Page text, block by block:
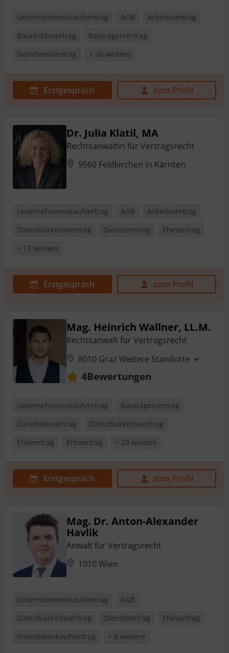
Unternehmenskaufvertrag AGB
Arbeitsvertrag
Baurechtsvertrag
Bauträgervertrag
Darlehensvertrag
+ 26 weitere
Erstgespräch zum Profil
Dr. Julia Klatil, MA
Rechtsanwältin für Vertragsrecht
9560 Feldkirchen in Kärnten
Unternehmenskaufvertrag AGB
Arbeitsvertrag
Dienstbarkeitsvertrag
Dienstvertrag
Ehevertrag
+ 13 weitere
Erstgespräch zum Profil
Mag. Heinrich Wallner, LL.M.
Rechtsanwalt für Vertragsrecht
8010 Graz Weitere Standorte
4Bewertungen
Unternehmenskaufvertrag
Bauträgervertrag
Darlehensvertrag
Dienstbarkeitsvertrag
Ehevertrag
Erbvertrag + 29 weitere
Erstgespräch zum Profil
Mag. Dr. Anton-Alexander
Havlik
Anwalt für Vertragsrecht
1010 Wien
Unternehmenskaufvertrag
AGB
Dienstbarkeitsvertrag
Dienstvertrag
Ehevertrag
Immobilienkaufvertrag
+ 6 weitere